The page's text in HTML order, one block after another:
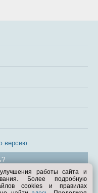
версию
работы сайта и
Более подробную
cookies и правилах